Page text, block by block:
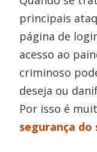
principais
página de
acesso ao
criminoso
deseja ou
Por isso é
segurança do